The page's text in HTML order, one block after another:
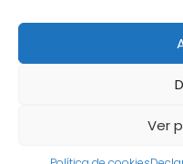
Ver
Política de Privacidad
Contacto